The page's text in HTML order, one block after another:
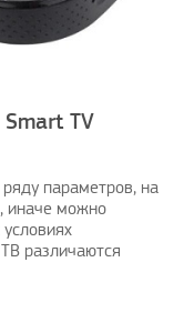
TV
параметров, на
иначе можно
различаются